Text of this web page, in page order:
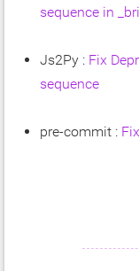
sequence in
Js2Py : Fix
sequence
pre-commit :